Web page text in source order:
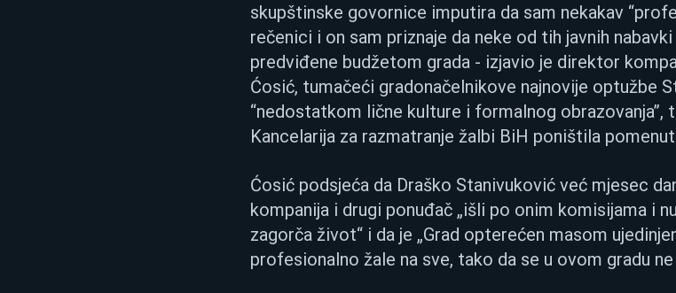
skupštinske govornice imputira da sam nekakav
rečenici i on sam priznaje da neke od tih javnih
predviđene budžetom grada - izjavio je direktor
Ćosić, tumačeći gradonačelnikove najnovije optužbe
“nedostatkom lične kulture i formalnog obrazovanja”,
Kancelarija za razmatranje žalbi BiH poništila
Ćosić podsjeća da Draško Stanivuković već mjesec
kompanija i drugi ponuđač „išli po onim komisijama i
zagorča život“ i da je „Grad opterećen masom
profesionalno žale na sve, tako da se u ovom gradu